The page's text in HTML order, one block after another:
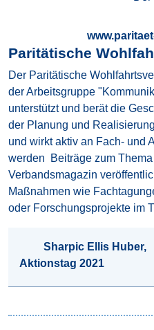
Paritätische
Der Paritätische
der Arbeitsgruppe
unterstützt und berät die
der Planung und
und wirkt aktiv an Fach- und
werden Beiträge zum
Verbandsmagazin
Maßnahmen wie
oder Forschungsprojekte im
Sharpic Ellis Huber,
Aktionstag 2021